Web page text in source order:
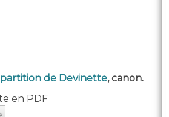
de Devinette, canon.
en PDF